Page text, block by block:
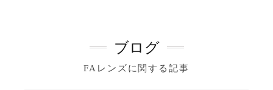
ブログ
FAレンズに関する記事